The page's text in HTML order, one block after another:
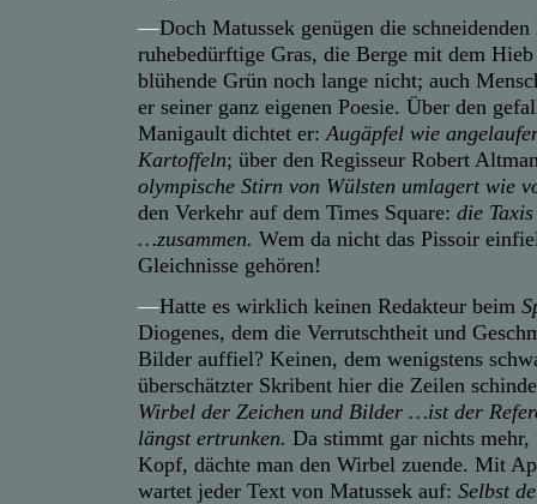
—Doch Matussek genügen die schneidenden
ruhebedürftige Gras, die Berge mit dem
blühende Grün noch lange nicht; auch
er seiner ganz eigenen Poesie. Über den
Manigault dichtet er:Augäpfel wie
Kartoffeln; über den Regisseur Robert
olympische Stirn von Wülsten umlagert wie
den Verkehr auf dem Times Square: die
…zusammen. Wem da nicht das Pissoir
Gleichnisse gehören!
—Hatte es wirklich keinen Redakteur beim
Diogenes, dem die Verrutschtheit und
Bilder auffiel? Keinen, dem wenigstens
überschätzter Skribent hier die Zeilen
Wirbel der Zeichen und Bilder …ist der
längst ertrunken. Da stimmt gar nichts mehr,
Kopf, dächte man den Wirbel zuende. Mit
wartet jeder Text von Matussek auf: Selbst